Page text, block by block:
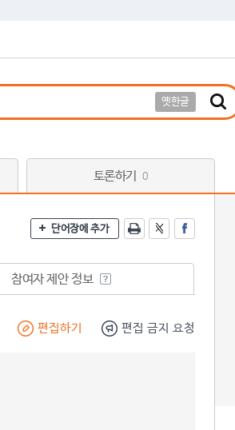
옛한글
토론하기 0
단어장에 추가
참여자 제안 정보
편집하기 편집 금지 요청